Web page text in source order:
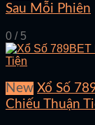
Sau Mỗi Phiên
0 / 5
New Xổ Số
Chiếu Thuận